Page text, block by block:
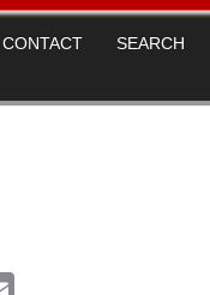
CONTACT SEARCH